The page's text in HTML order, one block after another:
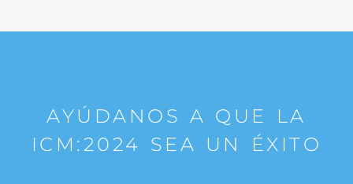
AYÚDANOS A QUE LA
ICM:2024 SEA UN ÉXITO